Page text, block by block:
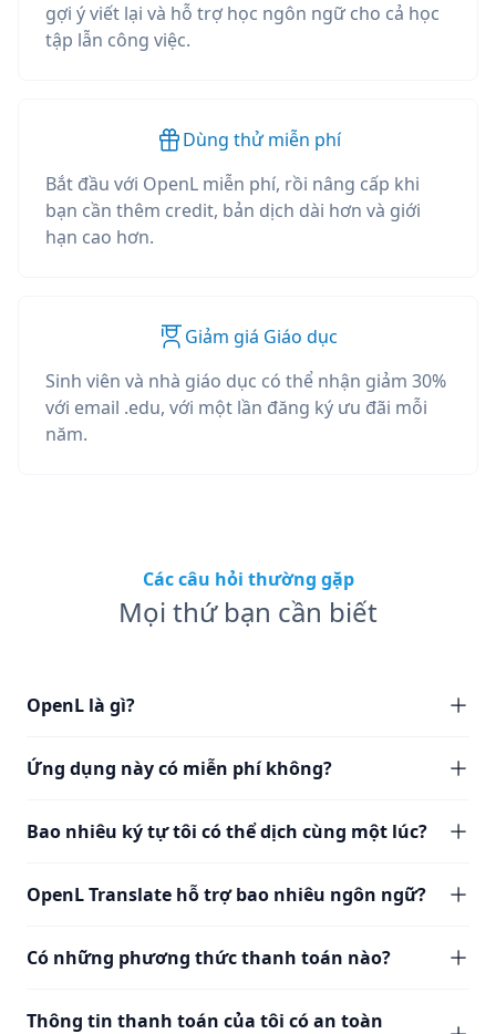
gợi ý viết lại và hỗ trợ học ngôn ngữ cho cả học
tập lẫn công việc.
Dùng thử miễn phí
Bắt đầu với OpenL miễn phí, rồi nâng cấp khi
bạn cần thêm credit, bản dịch dài hơn và giới
hạn cao hơn.
Giảm giá Giáo dục
Sinh viên và nhà giáo dục có thể nhận giảm 30%
với email .edu, với một lần đăng ký ưu đãi mỗi
năm.
Các câu hỏi thường gặp
Mọi thứ bạn cần biết
OpenL là gì?
Ứng dụng này có miễn phí không?
Bao nhiêu ký tự tôi có thể dịch cùng một lúc?
OpenL Translate hỗ trợ bao nhiêu ngôn ngữ?
Có những phương thức thanh toán nào?
Thông tin thanh toán của tôi có an toàn